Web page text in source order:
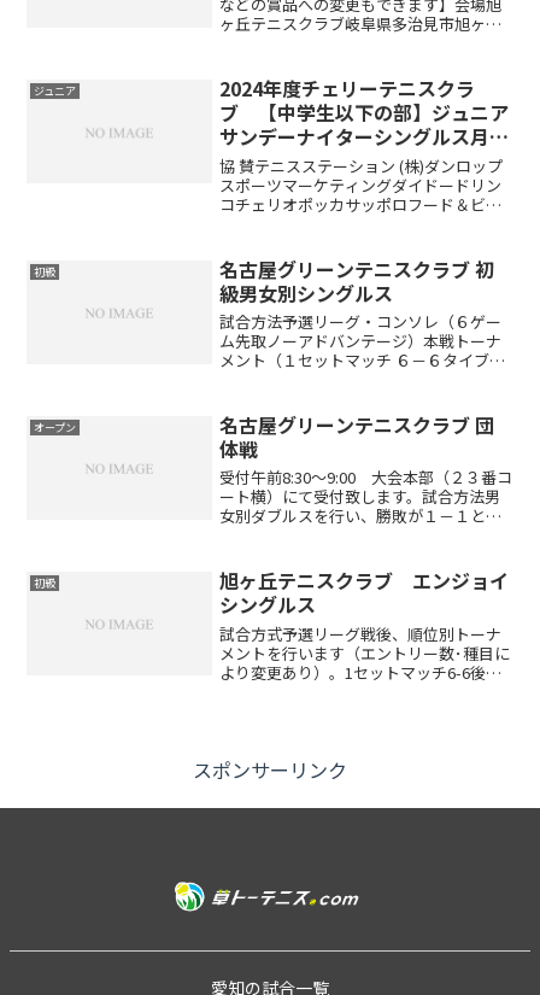
などの賞品への変更もできます】会場旭
ヶ丘テニスクラブ岐阜県多治見市旭ヶ丘
45歳以上の方が対象ですエントリー代3...
ジュニア
2024年度チェリーテニスクラ
ブ 【中学生以下の部】ジュニア
サンデーナイターシングルス月例
会
協 賛テニスステーション (株)ダンロップ
スポーツマーケティングダイドードリン
コチェリオポッカサッポロフード＆ビバ
ョン有りますチャレンジマッチも行うの
で最低３試合はで...
初級
名古屋グリーンテニスクラブ 初
級男女別シングルス
試合方法予選リーグ・コンソレ（６ゲー
ム先取ノーアドバンテージ）本戦トーナ
メント（１セットマッチ ６－６タイブレ
催時間午前8:30～9:00 受付 午前9:00 ル
ール説...
オープン
名古屋グリーンテニスクラブ 団
体戦
受付午前8:30～9:00 大会本部（２３番コ
ート横）にて受付致します。試合方法男
女別ダブルスを行い、勝敗が１－１とな
ブレークとなります6ゲーム先取ノーアド
バンテージ...
初級
旭ヶ丘テニスクラブ エンジョイ
シングルス
試合方式予選リーグ戦後、順位別トーナ
メントを行います（エントリー数･種目に
より変更あり）。1セットマッチ6-6後タ
スポンサーリンク
愛知の試合一覧